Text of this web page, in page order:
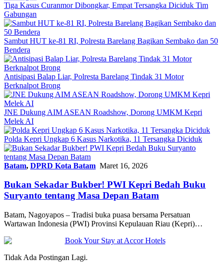
Tiga Kasus Curanmor Dibongkar, Empat Tersangka Diciduk Tim
Gabungan
Sambut HUT ke-81 RI, Polresta Barelang Bagikan Sembako dan 50
Bendera
Antisipasi Balap Liar, Polresta Barelang Tindak 31 Motor
Berknalpot Brong
JNE Dukung AIM ASEAN Roadshow, Dorong UMKM Kepri
Melek AI
Polda Kepri Ungkap 6 Kasus Narkotika, 11 Tersangka Diciduk
Batam, DPRD Kota Batam Maret 16, 2026
Bukan Sekadar Bukber! PWI Kepri Bedah Buku
Suryanto tentang Masa Depan Batam
Batam, Nagoyapos – Tradisi buka puasa bersama Persatuan
Wartawan Indonesia (PWI) Provinsi Kepulauan Riau (Kepri)…
Tidak Ada Postingan Lagi.